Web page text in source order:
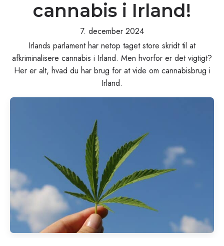
cannabis i Irland!
7. december 2024
Irlands parlament har netop taget store skridt til at
afkriminalisere cannabis i Irland. Men hvorfor er det vigtigt?
Her er alt, hvad du har brug for at vide om cannabisbrug i
Irland.